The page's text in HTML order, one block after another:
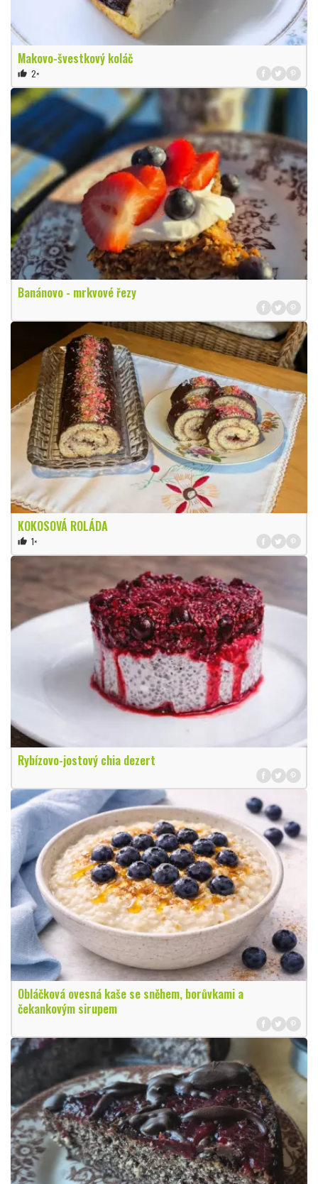
Makovo-švestkový koláč
thumb_up 2×
Banánovo - mrkvové řezy
KOKOSOVÁ ROLÁDA
thumb_up 1×
Rybízovo-jostový chia dezert
Obláčková ovesná kaše se sněhem, borůvkami a
čekankovým sirupem